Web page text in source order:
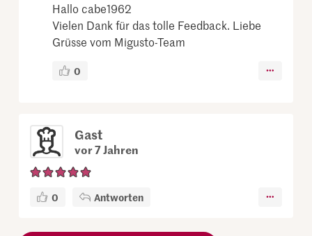
Hallo cabe1962
Vielen Dank für das tolle Feedback. Liebe
Grüsse vom Migusto-Team
0
Gast
vor 7 Jahren
0 Antworten